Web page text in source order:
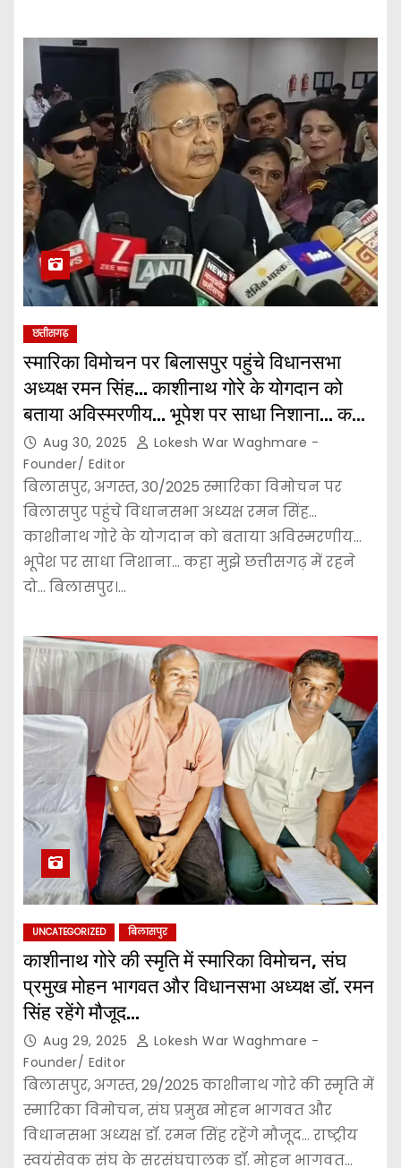
छत्तीसगढ़
स्मारिका विमोचन पर बिलासपुर पहुंचे विधानसभा
अध्यक्ष रमन सिंह… काशीनाथ गोरे के योगदान को
बताया अविस्मरणीय… भूपेश पर साधा निशाना… कहा
मुझे छत्तीसगढ़ में रहने दो…
Aug 30, 2025
Lokesh War Waghmare -
Founder/ Editor
बिलासपुर, अगस्त, 30/2025 स्मारिका विमोचन पर
बिलासपुर पहुंचे विधानसभा अध्यक्ष रमन सिंह…
काशीनाथ गोरे के योगदान को बताया अविस्मरणीय…
भूपेश पर साधा निशाना… कहा मुझे छत्तीसगढ़ में रहने
दो… बिलासपुर।…
UNCATEGORIZED बिलासपुर
काशीनाथ गोरे की स्मृति में स्मारिका विमोचन, संघ
प्रमुख मोहन भागवत और विधानसभा अध्यक्ष डॉ. रमन
सिंह रहेंगे मौजूद…
Aug 29, 2025
Lokesh War Waghmare -
Founder/ Editor
बिलासपुर, अगस्त, 29/2025 काशीनाथ गोरे की स्मृति में
स्मारिका विमोचन, संघ प्रमुख मोहन भागवत और
विधानसभा अध्यक्ष डॉ. रमन सिंह रहेंगे मौजूद… राष्ट्रीय
स्वयंसेवक संघ के सरसंघचालक डॉ. मोहन भागवत…